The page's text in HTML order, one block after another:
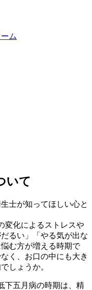
ム
いて
士が知ってほしい心と
変化によるストレスや
るい」「やる気が出な
む方が増える時期で
く、お口の中にも大き
しょうか。
下五月病の時期は、精